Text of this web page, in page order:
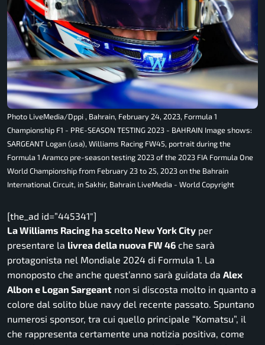
Photo LiveMedia/Dppi , Bahrain, February 24, 2023, Formula 1
Championship F1 - PRE-SEASON TESTING 2023 - BAHRAIN Image shows:
SARGEANT Logan (usa), Williams Racing FW45, portrait during the
Formula 1 Aramco pre-season testing 2023 of the 2023 FIA Formula One
World Championship from February 23 to 25, 2023 on the Bahrain
International Circuit, in Sakhir, Bahrain LiveMedia - World Copyright
[the_ad id=”445341″]
La Williams Racing ha scelto New York City per
presentare la livrea della nuova FW 46 che sarà
protagonista nel Mondiale 2024 di Formula 1. La
monoposto che anche quest’anno sarà guidata da Alex
Albon e Logan Sargeant non si discosta molto in quanto a
colore dal solito blue navy del recente passato. Spuntano
numerosi sponsor, tra cui quello principale “Komatsu”, il
che rappresenta certamente una notizia positiva, come